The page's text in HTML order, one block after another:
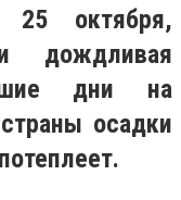
октября,
дождливая
дни на
осадки